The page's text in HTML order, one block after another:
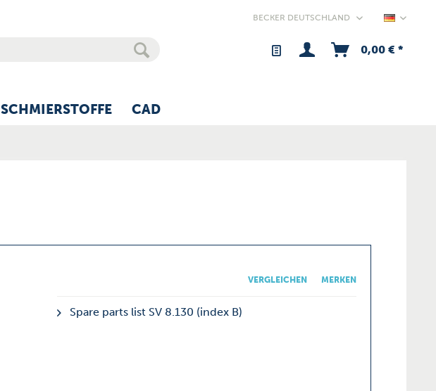
0,00 € *
SCHMIERSTOFFE CAD
VERGLEICHEN MERKEN
Spare parts list SV 8.130 (index B)